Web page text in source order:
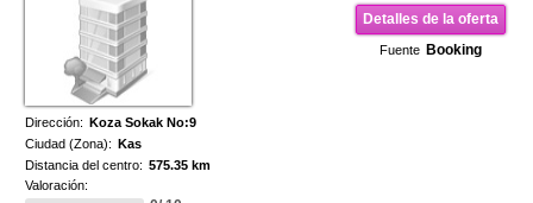
Detalles de la oferta
Fuente Booking
Dirección: Koza Sokak No:9
Ciudad (Zona): Kas
Distancia del centro: 575.35 km
Valoración: